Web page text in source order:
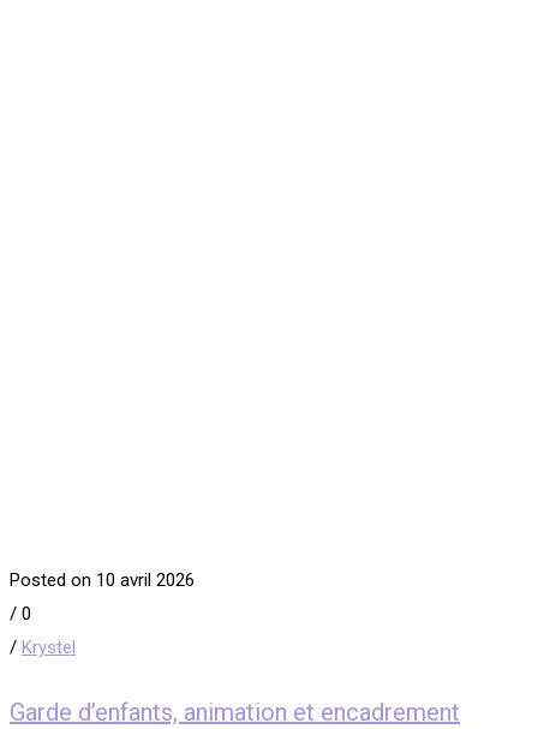
Posted on 10 avril 2026
/ 0
/ Krystel
Garde d’enfants, animation et encadrement